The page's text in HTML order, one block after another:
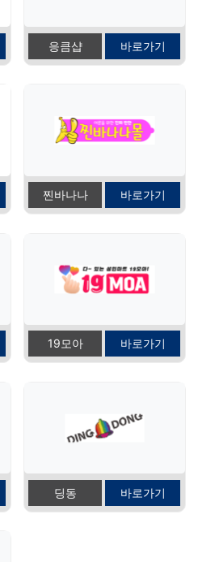
응큼샵 바로가기
찐바나나 바로가기
19모아 바로가기
딩동 바로가기